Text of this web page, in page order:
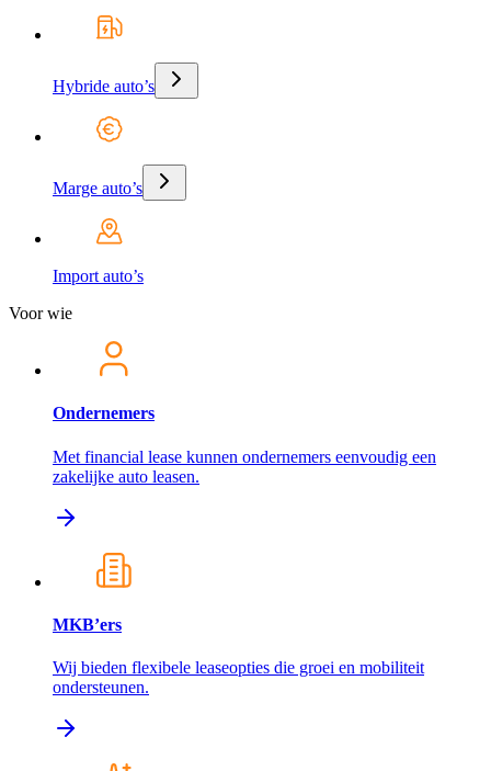
Hybride auto’s
Marge auto’s
Import auto’s
Voor wie
Ondernemers
Met financial lease kunnen ondernemers eenvoudig een
zakelijke auto leasen.
MKB’ers
Wij bieden flexibele leaseopties die groei en mobiliteit
ondersteunen.